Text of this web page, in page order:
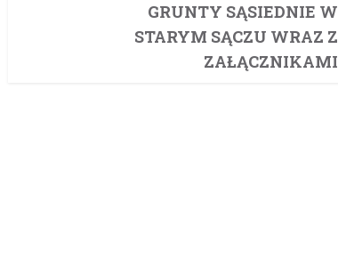
GRUNTY SĄSIEDNIE W
STARYM SĄCZU WRAZ Z
ZAŁĄCZNIKAMI